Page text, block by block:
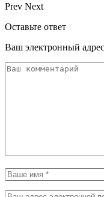
Prev Next
Оставьте ответ
Ваш электронный